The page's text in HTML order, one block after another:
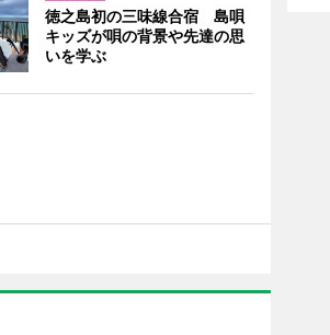
徳之島初の三味線合宿 島唄
キッズが唄の背景や先達の思
いを学ぶ